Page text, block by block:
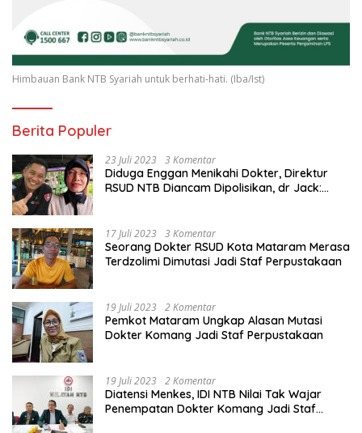
Himbauan Bank NTB Syariah untuk berhati-hati. (Iba/Ist)
Berita Populer
23 Juli 2023 3 Komentar
Diduga Enggan Menikahi Dokter, Direktur
RSUD NTB Diancam Dipolisikan, dr Jack:
17 Juli 2023 3 Komentar
Seorang Dokter RSUD Kota Mataram Merasa
Terdzolimi Dimutasi Jadi Staf Perpustakaan
19 Juli 2023 2 Komentar
Pemkot Mataram Ungkap Alasan Mutasi
Dokter Komang Jadi Staf Perpustakaan
19 Juli 2023 2 Komentar
Diatensi Menkes, IDI NTB Nilai Tak Wajar
Penempatan Dokter Komang Jadi Staf